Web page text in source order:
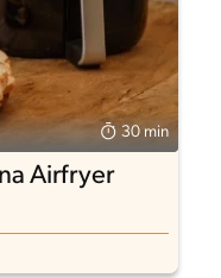
30 min
Airfryer